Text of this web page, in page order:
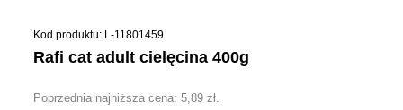
Kod produktu: L-11801459
rafi cat adult cielęcina 400g
Poprzednia najniższa cena:5,89zł.